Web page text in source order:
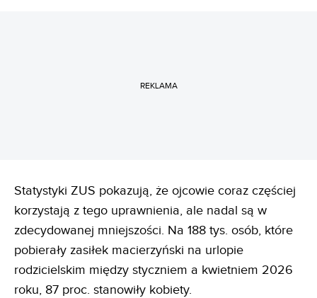
REKLAMA
Statystyki ZUS pokazują, że ojcowie coraz częściej
korzystają z tego uprawnienia, ale nadal są w
zdecydowanej mniejszości. Na 188 tys. osób, które
pobierały zasiłek macierzyński na urlopie
rodzicielskim między styczniem a kwietniem 2026
roku, 87 proc. stanowiły kobiety.